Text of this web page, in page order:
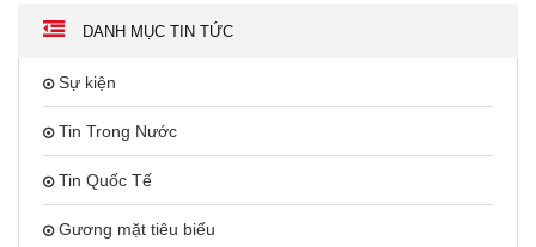
DANH MỤC TIN TỨC
Sự kiện
Tin Trong Nước
Tin Quốc Tế
Gương mặt tiêu biểu